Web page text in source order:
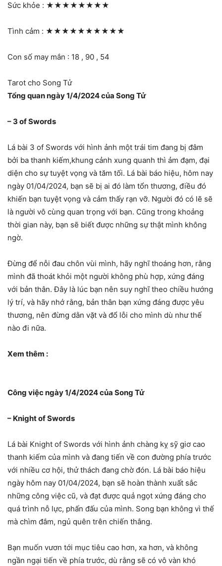
Sức khỏe : ★★★★★★★★
Tình cảm : ★★★★★★★★★★
Con số may mắn : 18 , 90 , 54
Tarot cho Song Tử
Tổng quan ngày 1/4/2024 của Song Tử
– 3 of Swords
Lá bài 3 of Swords với hình ảnh một trái tim đang bị đâm
bởi ba thanh kiếm,khung cảnh xung quanh thì ảm đạm, đại
diện cho sự tuyệt vọng và tăm tối. Lá bài báo hiệu, hôm nay
ngày 01/04/2024, bạn sẽ bị ai đó làm tổn thương, điều đó
khiến bạn tuyệt vọng và cảm thấy rạn vỡ. Người đó có lẽ sẽ
là người vô cùng quan trọng với bạn. Cũng trong khoảng
thời gian này, bạn sẽ biết được những sự thật mình không
ngờ.
Đừng để nỗi đau chôn vùi mình, hãy nghĩ thoáng hơn, rằng
mình đã thoát khỏi một người không phù hợp, xứng đáng
với bản thân. Đây là lúc bạn nên suy nghĩ theo chiều hướng
lý trí, và hãy nhớ rằng, bản thân bạn xứng đáng được yêu
thương, nên đừng dằn vặt và đổ lỗi cho mình dù như thế
nào đi nữa.
Xem thêm :
Công việc ngày 1/4/2024 của Song Tử
– Knight of Swords
Lá bài Knight of Swords với hình ảnh chàng kỵ sỹ giơ cao
thanh kiếm của mình và đang tiến về con đường phía trước
với nhiều cơ hội, thử thách đang chờ đón. Lá bài báo hiệu
ngày hôm nay 01/04/2024, bạn sẽ hoàn thành xuất sắc
những công việc cũ, và đạt được quả ngọt xứng đáng cho
quá trình nỗ lực, phấn đấu của mình. Song bạn không vì thế
mà chìm đắm, ngủ quên trên chiến thắng.
Bạn muốn vươn tới mục tiêu cao hơn, xa hơn, và không
ngần ngại tiến về phía trước, dù rằng sẽ có vô vàn khó